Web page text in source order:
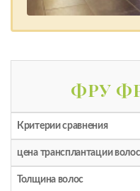
ФРУ
Критерии сравнения
цена трансплантации волос
Толщина волос